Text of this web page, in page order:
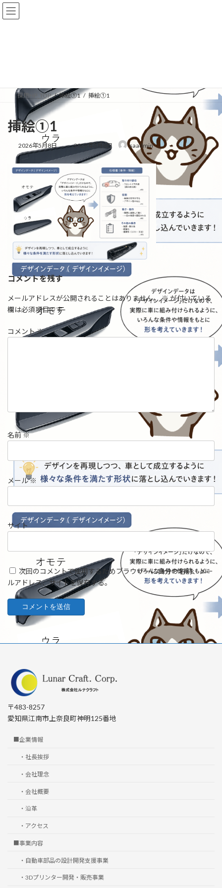
コ
ン
ナ
ビ
採用HP_TOP 挿絵①1 挿絵①1
挿絵①1
2026年5月8日
最
終
更
日
時
:
2026年5月8日 saadmin
コメントを残す
メールアドレスが公開されることはありません。 ※ が付いている
欄は必須項目です
コメント※
名前※
メール※
サイト
次回のコメントで使用するためブラウザーに自分の名前、メー
ルアドレス、サイトを保存する。
〒483-8257
愛知県江南市上奈良町神明125番地
■企業情報
・社長挨拶
・会社理念
・会社概要
・沿革
・アクセス
■事業内容
・自動車部品の設計開発支援事業
・3Dプリンター開発・販売事業